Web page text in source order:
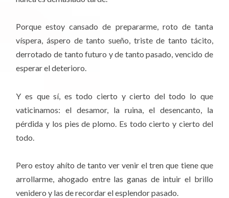
Porque estoy cansado de prepararme, roto de tanta
víspera, áspero de tanto sueño, triste de tanto tácito,
derrotado de tanto futuro y de tanto pasado, vencido de
esperar el deterioro.
Y es que sí, es todo cierto y cierto del todo lo que
vaticinamos: el desamor, la ruina, el desencanto, la
pérdida y los pies de plomo. Es todo cierto y cierto del
todo.
Pero estoy ahíto de tanto ver venir el tren que tiene que
arrollarme, ahogado entre las ganas de intuir el brillo
venidero y las de recordar el esplendor pasado.